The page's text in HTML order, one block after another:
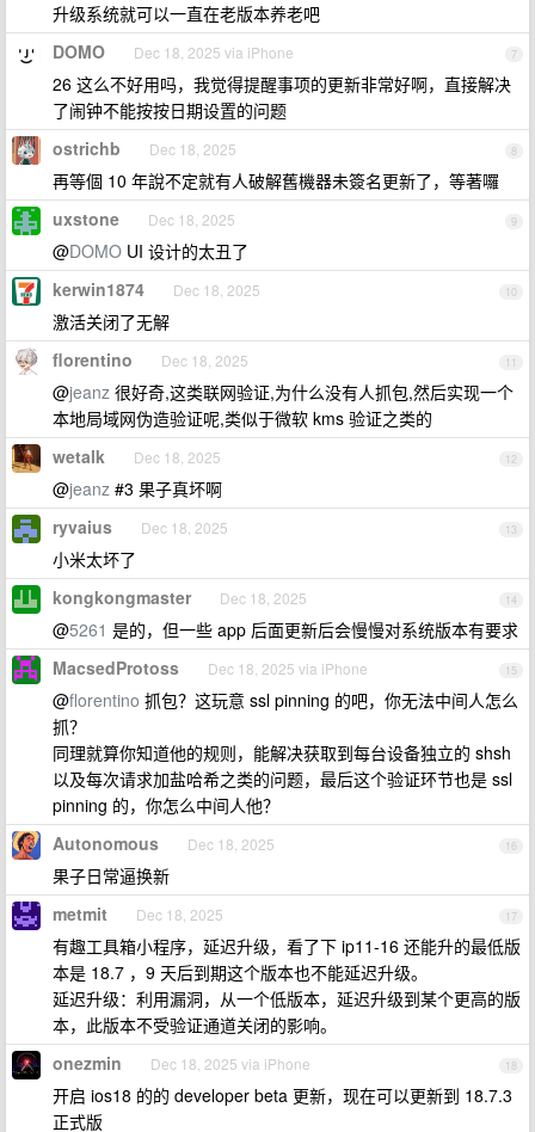
升级系统就可以一直在老版本养老吧
7
DOMO Dec 18, 2025 via iPhone
26 这么不好用吗，我觉得提醒事项的更新非常好啊，直接解决
了闹钟不能按按日期设置的问题
8
ostrichb Dec 18, 2025
再等個 10 年說不定就有人破解舊機器未簽名更新了，等著囉
9
uxstone Dec 18, 2025
@DOMO UI 设计的太丑了
10
kerwin1874 Dec 18, 2025
激活关闭了无解
11
florentino Dec 18, 2025
@jeanz 很好奇,这类联网验证,为什么没有人抓包,然后实现一个
本地局域网伪造验证呢,类似于微软 kms 验证之类的
12
wetalk Dec 18, 2025
@jeanz #3 果子真坏啊
13
ryvaius Dec 18, 2025
小米太坏了
14
kongkongmaster Dec 18, 2025
@5261 是的，但一些 app 后面更新后会慢慢对系统版本有要求
15
MacsedProtoss Dec 18, 2025 via iPhone
@florentino 抓包？这玩意 ssl pinning 的吧，你无法中间人怎么
抓？
同理就算你知道他的规则，能解决获取到每台设备独立的 shsh
以及每次请求加盐哈希之类的问题，最后这个验证环节也是 ssl
pinning 的，你怎么中间人他？
16
Autonomous Dec 18, 2025
果子日常逼换新
17
metmit Dec 18, 2025
有趣工具箱小程序，延迟升级，看了下 ip11-16 还能升的最低版
本是 18.7 ，9 天后到期这个版本也不能延迟升级。
延迟升级：利用漏洞，从一个低版本，延迟升级到某个更高的版
本，此版本不受验证通道关闭的影响。
18
onezmin Dec 18, 2025 via iPhone
开启 ios18 的的 developer beta 更新，现在可以更新到 18.7.3
正式版